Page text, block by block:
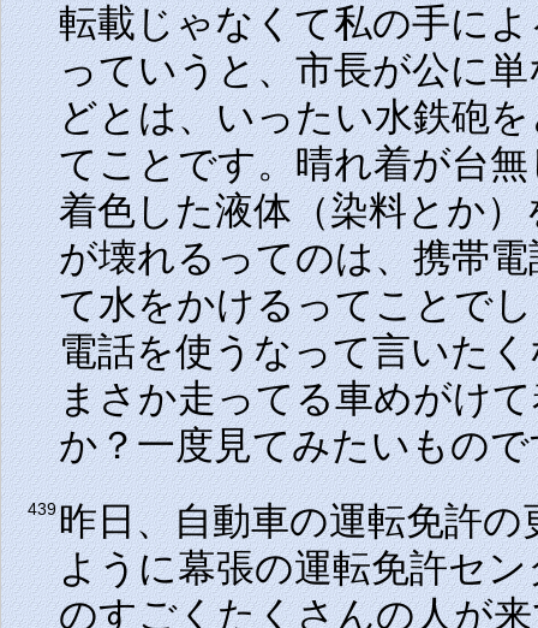
転載じゃなくて私の手に
っていうと、市長が公に
どとは、いったい水鉄砲
てことです。晴れ着が台
着色した液体（染料とか
が壊れるってのは、携帯
て水をかけるってことで
電話を使うなって言いた
まさか走ってる車めがけ
か？一度見てみたいもの
439昨日、自動車の運転免許
ように幕張の運転免許セ
のすごくたくさんの人が